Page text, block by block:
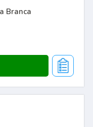
Branca